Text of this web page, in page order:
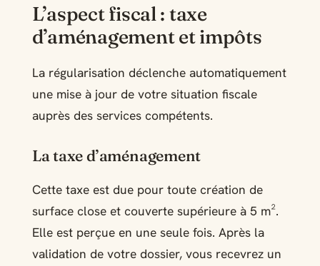
L’aspect fiscal : taxe
d’aménagement et impôts
La régularisation déclenche automatiquement
une mise à jour de votre situation fiscale
auprès des services compétents.
La taxe d’aménagement
Cette taxe est due pour toute création de
surface close et couverte supérieure à 5 m².
Elle est perçue en une seule fois. Après la
validation de votre dossier, vous recevrez un